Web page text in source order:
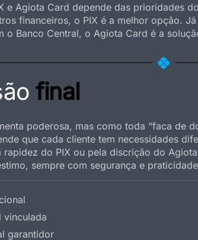
e Agiota Card depende das prioridades
financeiros, o PIX é a melhor opção.
o Banco Central, o Agiota Card é a
final
poderosa, mas como toda “faca de
que cada cliente tem necessidades
rapidez do PIX ou pela discrição do
sempre com segurança e
vinculada
garantidor